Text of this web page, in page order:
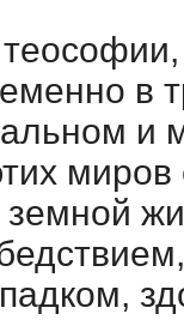
в
и
миров